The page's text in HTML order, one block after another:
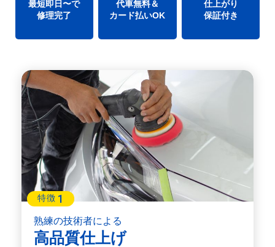
最短即日〜で
修理完了
代車無料＆
カード払いOK
仕上がり
保証付き
特徴 1
熟練の技術者による
高品質仕上げ